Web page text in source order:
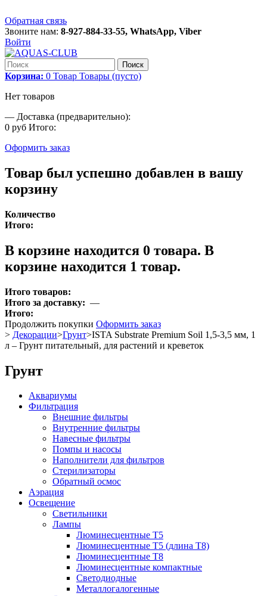
Обратная связь
Звоните нам: 8-927-884-33-55, WhatsApp, Viber
Войти
Поиск
Корзина: 0 Товар Товары (пусто)
Нет товаров
— Доставка (предварительно):
0 руб Итого:
Оформить заказ
Товар был успешно добавлен в вашу
корзину
Количество
Итого:
В корзине находится 0 товара. В
корзине находится 1 товар.
Итого товаров:
Итого за доставку: —
Итого:
Продолжить покупки Оформить заказ
> Декорации>Грунт>ISTA Substrate Premium Soil 1,5-3,5 мм, 1
л – Грунт питательный, для растений и креветок
Грунт
Аквариумы
Фильтрация
Внешние фильтры
Внутренние фильтры
Навесные фильтры
Помпы и насосы
Наполнители для фильтров
Стерилизаторы
Обратный осмос
Аэрация
Освещение
Светильники
Лампы
Люминесцентные T5
Люминесцентные T5 (длина T8)
Люминесцентные T8
Люминесцентные компактные
Светодиодные
Металлогалогенные